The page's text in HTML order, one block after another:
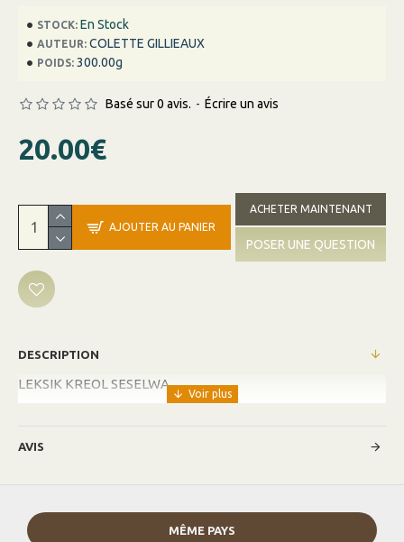
STOCK: En Stock
AUTEUR: COLETTE GILLIEAUX
POIDS: 300.00g
Basé sur 0 avis. - Écrire un avis
20.00€
AJOUTER AU PANIER
ACHETER MAINTENANT
POSER UNE QUESTION
DESCRIPTION
LEKSIK KREOL SESELWA
AVIS
MÊME PAYS